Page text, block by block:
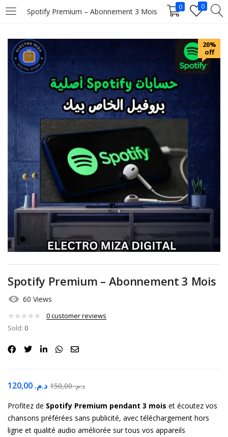
Spotify Premium – Abonnement 3 Mois 0 0
LOGIN
Enter your username and password to login.
Remember me
Login
Lost password?
20%
off
Spotify Premium – Abonnement 3 Mois
60 Views
0customer reviews
Sold: 0
د.م. د.م.150,00
Profitez de Spotify Premium pendant 3 mois et écoutez vos
chansons préférées sans publicité, avec téléchargement hors
ligne et qualité audio améliorée sur tous vos appareils